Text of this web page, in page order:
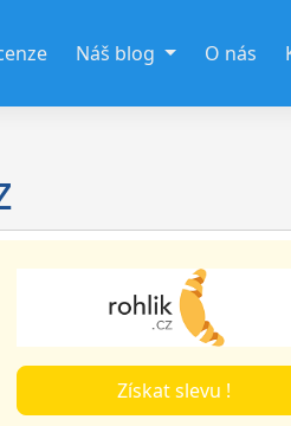
Náš blog O nás
Získat slevu !